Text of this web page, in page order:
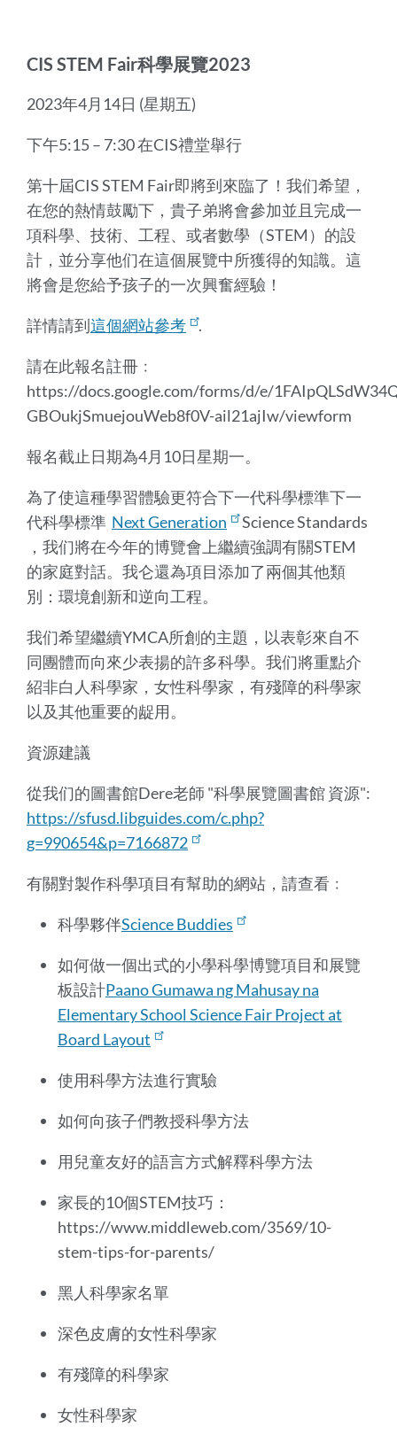
CIS STEM Fair科學展覽2023
2023年4月14日 (星期五)
下午5:15 – 7:30 在CIS禮堂舉行
第十屆CIS STEM Fair即將到來臨了！我们希望，
在您的熱情鼓勵下，貴子弟將會參加並且完成一
項科學、技術、工程、或者數學（STEM）的設
計，並分享他们在這個展覽中所獲得的知識。這
將會是您給予孩子的一次興奮經驗！
詳情請到這個網站參考 .
請在此報名註冊﹕
https://docs.google.com/forms/d/e/
GBOukjSmuejouWeb8f0V-ail21ajIw/viewform
報名截止日期為4月10日星期一。
為了使這種學習體驗更符合下一代科學標準下一
代科學標準 Next Generation
Science Standards
，我们將在今年的博覽會上繼續強調有關STEM
的家庭對話。我仑還為項目添加了兩個其他類
別：環境創新和逆向工程。
我们希望繼續YMCA所創的主題，以表彰來自不
同團體而向來少表揚的許多科學。我们將重點介
紹非白人科學家，女性科學家，有殘障的科學家
以及其他重要的龊用。
資源建議
從我们的圖書館Dere老師 "科學展覽圖書館 資源":
https://sfusd.libguides.com/c.php?
g=990654&p=7166872
有關對製作科學項目有幫助的網站，請查看﹕
科學夥伴Science Buddies
如何做一個出式的小學科學博覽項目和展覽
板設計Paano Gumawa ng Mahusay na
Elementary School Science Fair Project at
Board Layout
使用科學方法進行實驗
如何向孩子們教授科學方法
用兒童友好的語言方式解釋科學方法
家長的10個STEM技巧：
https://www.middleweb.com/3569/10-
stem-tips-for-parents/
黑人科學家名單
深色皮膚的女性科學家
有殘障的科學家
女性科學家